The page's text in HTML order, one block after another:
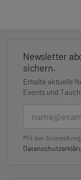
Newsletter
sichern.
Erhalte aktuelle
Events und
Mit der